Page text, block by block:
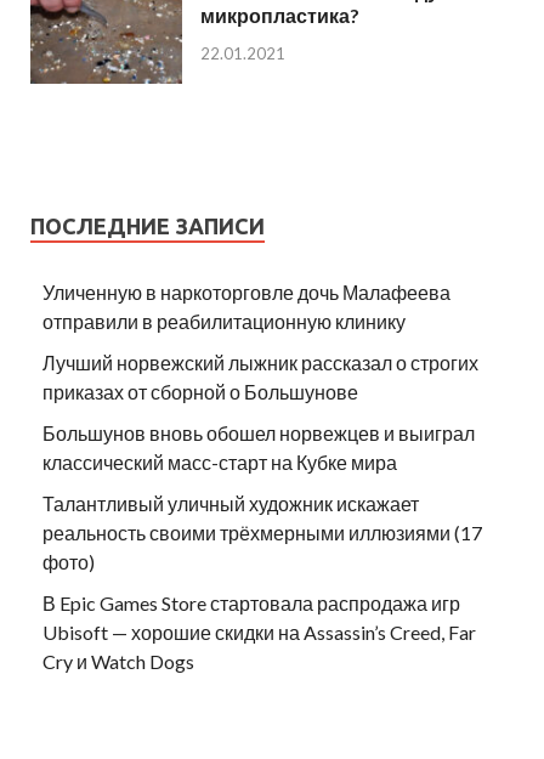
микропластика?
22.01.2021
ПОСЛЕДНИЕ ЗАПИСИ
Уличенную в наркоторговле дочь Малафеева
отправили в реабилитационную клинику
Лучший норвежский лыжник рассказал о строгих
приказах от сборной о Большунове
Большунов вновь обошел норвежцев и выиграл
классический масс-старт на Кубке мира
Талантливый уличный художник искажает
реальность своими трёхмерными иллюзиями (17
фото)
В Epic Games Store стартовала распродажа игр
Ubisoft — хорошие скидки на Assassin’s Creed, Far
Cry и Watch Dogs